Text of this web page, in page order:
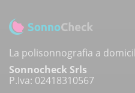
La polisonnografia a
Sonnocheck Srls
P.Iva: 02418310567